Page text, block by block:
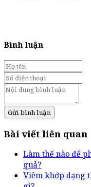
Bình luận
Gửi bình luận
Bài viết liên quan
Làm thế nào để
quả?
Viêm khớp dạng